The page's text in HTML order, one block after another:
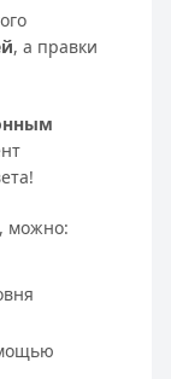
, а правки
, можно: